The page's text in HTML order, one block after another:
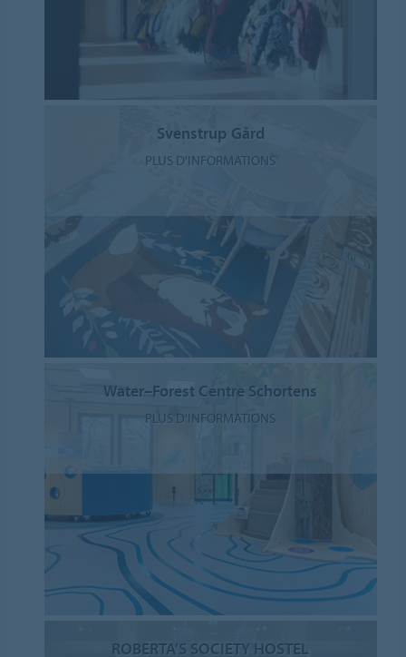
Svenstrup Gård
PLUS D'INFORMATIONS
Water–Forest Centre Schortens
PLUS D'INFORMATIONS
ROBERTA’S SOCIETY HOSTEL